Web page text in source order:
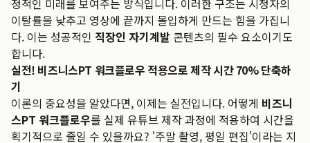
정적인 미래를 보여주는 방식입니다. 이러한 구조는 시청자의
이탈률을 낮추고 영상에 끝까지 몰입하게 만드는 힘을 가집니
다. 이는 성공적인 직장인 자기계발 콘텐츠의 필수 요소이기도
합니다.
실전! 비즈니스PT 워크플로우 적용으로 제작 시간 70% 단축하
기
이론의 중요성을 알았다면, 이제는 실전입니다. 어떻게 비즈니
스PT 워크플로우를 실제 유튜브 제작 과정에 적용하여 시간을
획기적으로 줄일 수 있을까요? '주말 촬영, 평일 편집'이라는 지